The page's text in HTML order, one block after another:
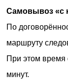
Самовывоз «с
По
маршруту
При этом время
минут.